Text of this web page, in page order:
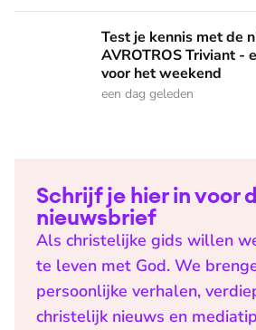
Test je kennis met de nieuwe
Test je kennis met de
AVROTROS Triviant -
voor het weekend
een dag geleden
Schrijf je hier in voor
nieuwsbrief
Als christelijke gids willen
te leven met God. We
persoonlijke verhalen,
christelijk nieuws en